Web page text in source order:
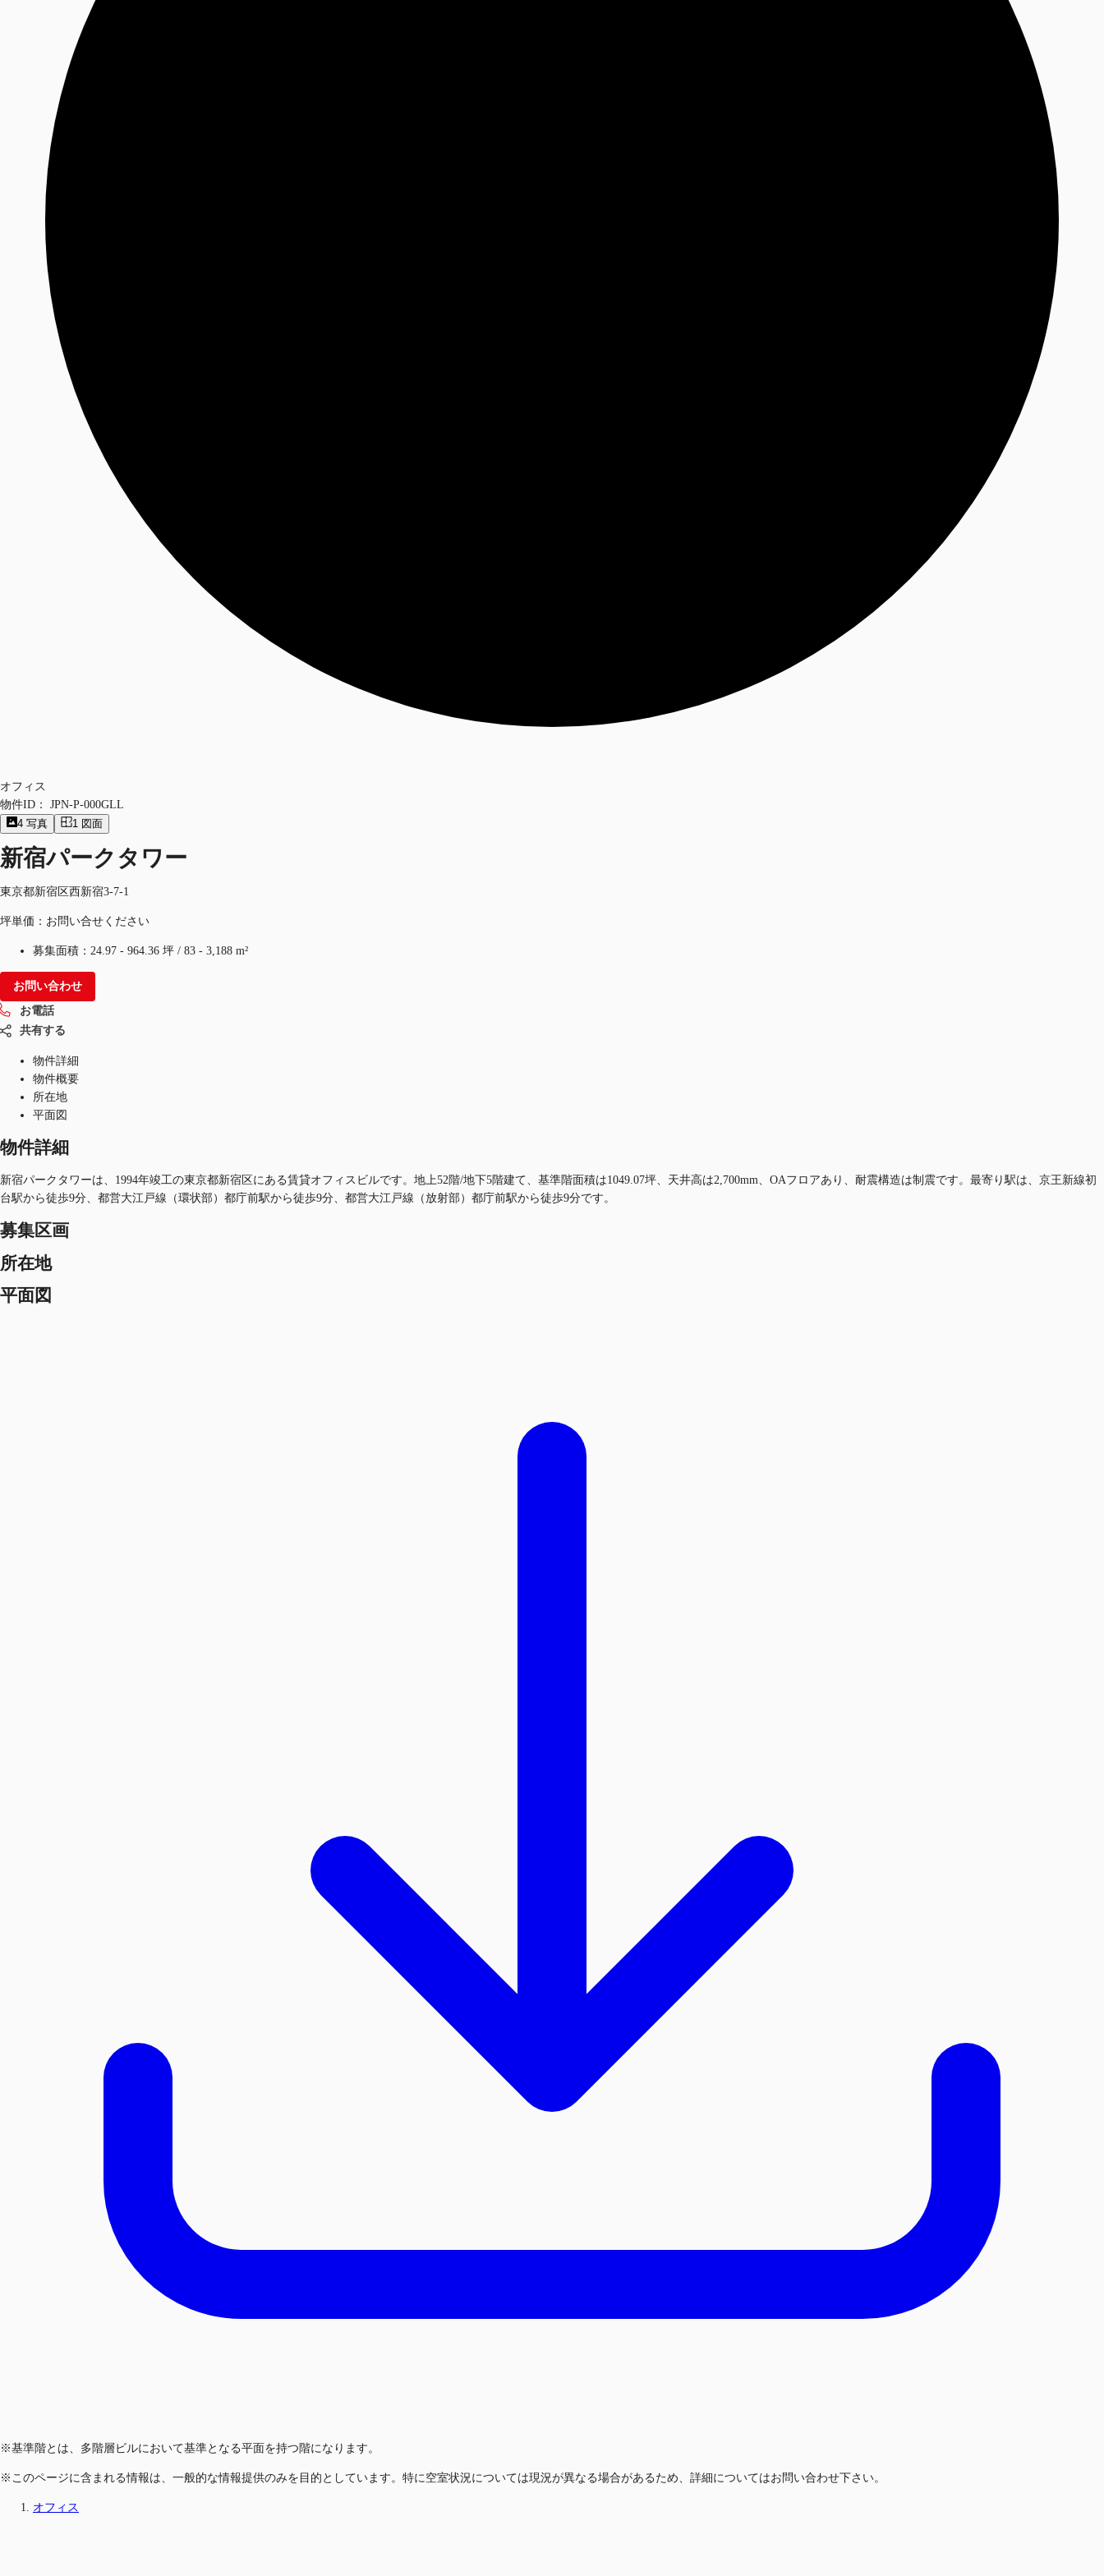
オフィス
物件ID：
JPN-P-000GLL
4 写真 1 図面
新宿パークタワー
東京都新宿区西新宿3-7-1
坪単価：お問い合せください
募集面積： 24.97 - 964.36 坪 / 83 - 3,188 m²
お問い合わせ
お電話
共有する
物件詳細
物件概要
所在地
平面図
物件詳細
新宿パークタワーは、1994年竣工の東京都新宿区にある賃貸オフィスビルです。地上52階/地下5階建て、基準階面積は1049.07坪、天井高は2,700mm、OAフロアあり、耐震構造は制震です。最寄り駅は、京王新線初
台駅から徒歩9分、都営大江戸線（環状部）都庁前駅から徒歩9分、都営大江戸線（放射部）都庁前駅から徒歩9分です。
募集区画
所在地
平面図
※基準階とは、多階層ビルにおいて基準となる平面を持つ階になります。
※このページに含まれる情報は、一般的な情報提供のみを目的としています。特に空室状況については現況が異なる場合があるため、詳細についてはお問い合わせ下さい。
オフィス